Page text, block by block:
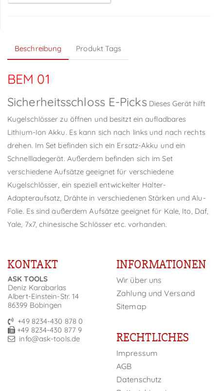
Beschreibung Produkt Tags
BEM 01
Sicherheitsschloss E-PicksDieses Gerät hilft
Kugelschlösser zu öffnen und besitzt ein aufladbares
Lithium-Ion Akku. Es kann sich nach links und nach rechts
drehen. Im Set befinden sich ein Ersatz-Akku und ein
Schnellladegerät. Außerdem befinden sich im Set
verschiedene Aufsätze geeignet für verschiedene
Kugelschlösser, ein speziell entwickelter Halter-
Adapteraufsatz, Drähte in verschiedenen Stärken und Alu-
Folie. Es sind außerdem Aufsätze geeignet für Kale, Ito, Daf,
Yale, 7x7, chinesische Schlösser etc. vorhanden.
KONTAKT
ASK TOOLS
Deniz Karabarlas
Albert-Einstein-Str. 14
86399 Bobingen
+49 8234-430 878 0
+49 8234-430 877 9
info@ask-tools.de
INFORMATIONEN
Wir über uns
Zahlung und Versand
Sitemap
RECHTLICHES
Impressum
AGB
Datenschutz